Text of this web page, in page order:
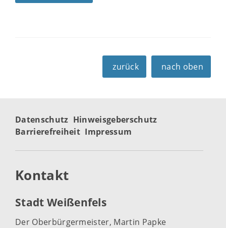
zurück nach oben
Datenschutz Hinweisgeberschutz
Barrierefreiheit Impressum
Kontakt
Stadt Weißenfels
Der Oberbürgermeister, Martin Papke